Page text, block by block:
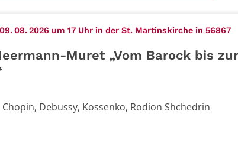
08. 2026 um 17 Uhr in der St. Martinskirche in 56867
Muret „Vom Barock bis zur
Debussy, Kossenko, Rodion Shchedrin